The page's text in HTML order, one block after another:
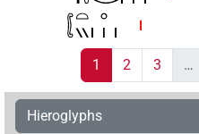
1 2 3 …
Hieroglyphs